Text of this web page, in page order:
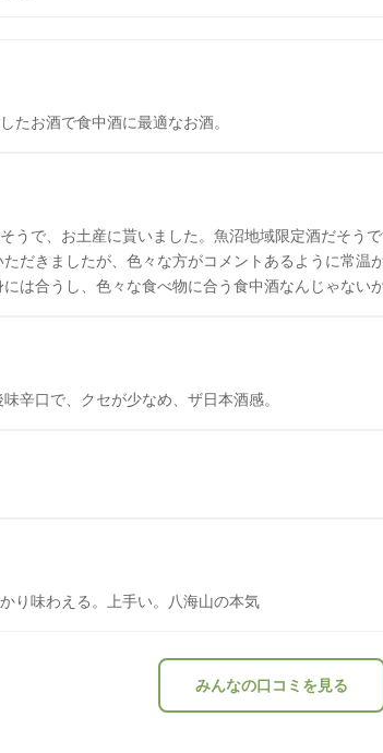
たお酒で食中酒に最適なお酒。
うで、お土産に貰いました。魚沼地域限定酒だそう
しっかり感じられます。 お刺身には合うし、色々な食べ物に合う食中
辛口で、クセが少なめ、ザ日本酒感。
り味わえる。上手い。八海山の本気
みんなの口コミを見る